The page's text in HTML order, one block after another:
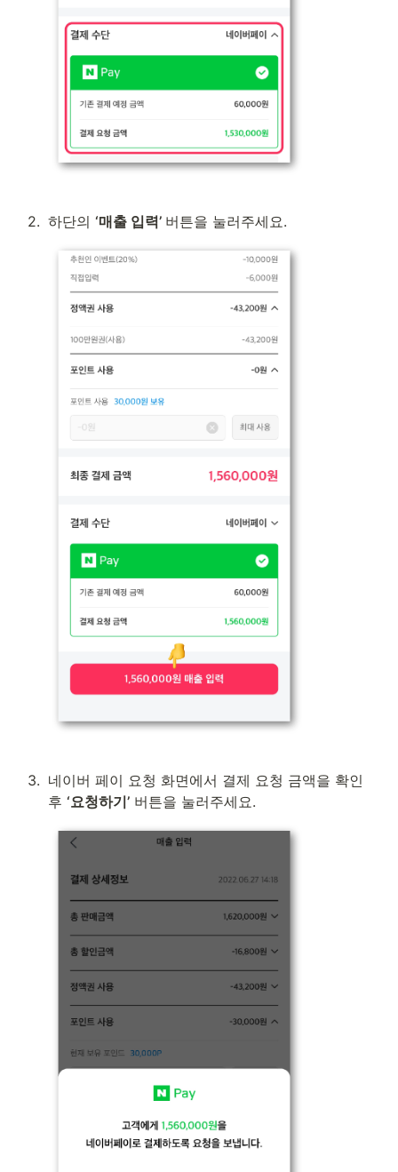
2. 하단의 ‘매출 입력’ 버튼을 눌러주세요.
3. 네이버 페이 요청 화면에서 결제 요청 금액을 확인
후 ‘요청하기’ 버튼을 눌러주세요.